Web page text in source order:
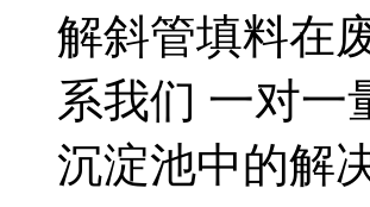
解斜管填料在
系我们 一对一
沉淀池中的解